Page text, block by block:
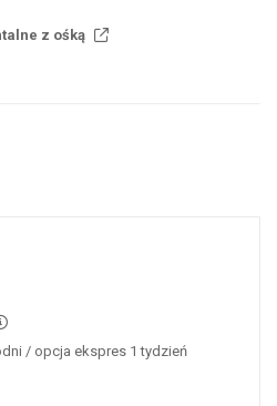
z ośką
/ opcja ekspres 1 tydzień